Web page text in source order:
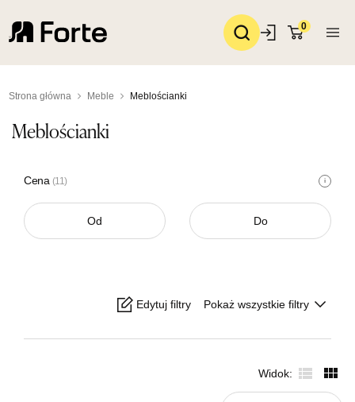
0
Strona główna Meble Meblościanki
Meblościanki
Cena (11) i
Edytuj filtry Pokaż wszystkie filtry
Widok